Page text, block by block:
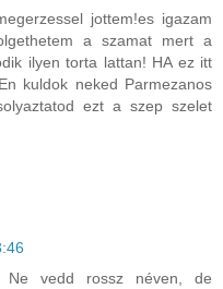
jottem!es igazam
a szamat mert a
ilyen torta lattan! HA ez itt
kuldok neked Parmezanos
ezt a szep szelet
Ne vedd rossz néven, de